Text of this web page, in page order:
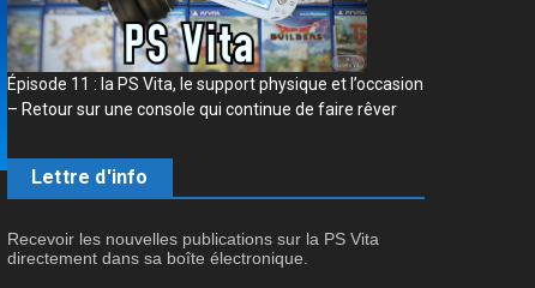
Épisode 11 : la PS Vita, le support physique et l’occasion
– Retour sur une console qui continue de faire rêver
Lettre d'info
Recevoir les nouvelles publications sur la PS Vita
directement dans sa boîte électronique.